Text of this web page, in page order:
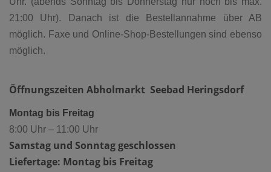
21:00 Uhr). Danach ist die Bestellannahme über AB
möglich. Faxe und Online-Shop-Bestellungen sind ebenso
möglich.
Öffnungszeiten Abholmarkt Seebad Heringsdorf
Montag bis Freitag
8:00 Uhr – 11:00 Uhr
Samstag und Sonntag geschlossen
Liefertage: Montag bis Freitag